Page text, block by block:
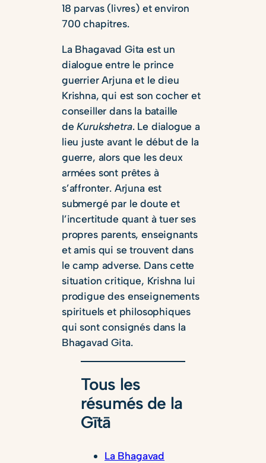
18 parvas (livres) et environ
700 chapitres.
La Bhagavad Gita est un
dialogue entre le prince
guerrier Arjuna et le dieu
Krishna, qui est son cocher et
conseiller dans la bataille
deKurukshetra. Le dialogue a
lieu juste avant le début de la
guerre, alors que les deux
armées sont prêtes à
s’affronter. Arjuna est
submergé par le doute et
l’incertitude quant à tuer ses
propres parents, enseignants
et amis qui se trouvent dans
le camp adverse. Dans cette
situation critique, Krishna lui
prodigue des enseignements
spirituels et philosophiques
qui sont consignés dans la
Bhagavad Gita.
Tous les
résumés de la
Gītā
La Bhagavad